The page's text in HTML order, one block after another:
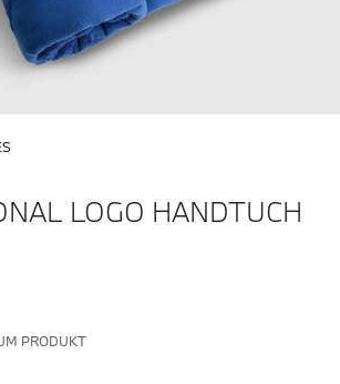
LOGO HANDTUCH
PRODUKT